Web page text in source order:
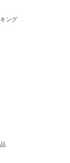
ング